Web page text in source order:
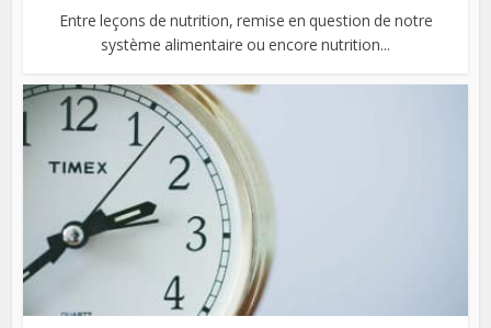
Entre leçons de nutrition, remise en question de notre
système alimentaire ou encore nutrition...